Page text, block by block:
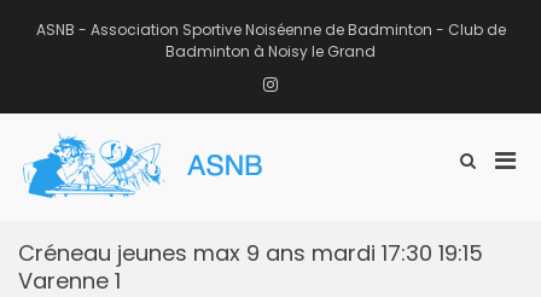
ASNB - Association Sportive Noiséenne de Badminton - Club de
Badminton à Noisy le Grand
Instagram
Afficher
recherche
Créneau jeunes max 9 ans mardi 17:30 19:15
Varenne 1